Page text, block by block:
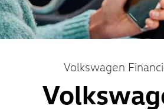
Volkswagen